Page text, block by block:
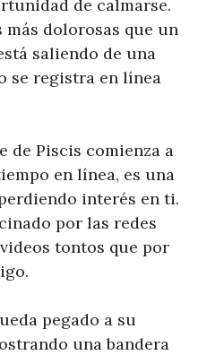
de calmarse.
más dolorosas que un
saliendo de una
se registra en línea
de Piscis comienza a
en línea, es una
interés en ti.
por las redes
tontos que por
pegado a su
una bandera